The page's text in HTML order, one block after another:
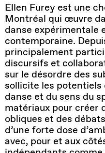
Ellen Furey est une
Montréal qui œuvre
danse expérimentale
contemporaine.
principalement
discursifs et
sur le désordre des
sollicite les potentiels
danse et du sens du
matériaux pour créer
obliques et des
d’une forte dose
avec, pour et aux